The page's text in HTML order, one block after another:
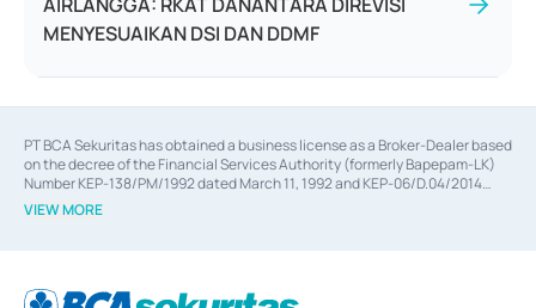
MENYESUAIKAN DSI DAN DDMF
PT BCA Sekuritas has obtained a business license as a Broker-Dealer based
on the decree of the Financial Services Authority (formerly Bapepam-LK)
Number KEP-138/PM/1992 dated March 11, 1992 and KEP-06/D.04/2014
dated February 28, 2014, a business license as an Underwriter based on the
decree of the Financial Services Authority Number KEP-12/PM/PEE/1997
Financial Services Authority Number S-67/PM.21/2014 dated February 28,
VIEW MORE